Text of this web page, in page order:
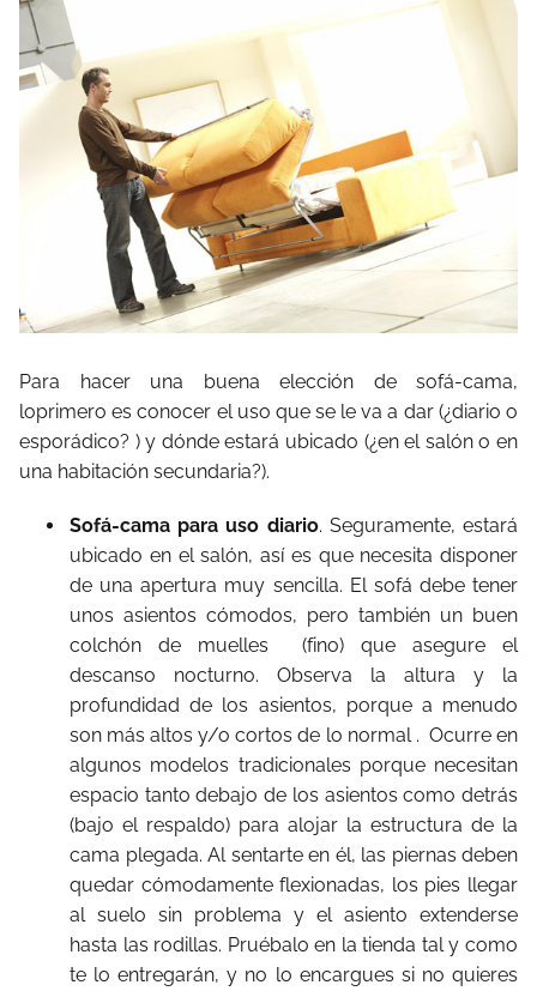
Para hacer una buena elección de sofá-cama,
loprimero es conocer el uso que se le va a dar (¿diario o
esporádico? ) y dónde estará ubicado (¿en el salón o en
una habitación secundaria?).
Sofá-cama para uso diario. Seguramente, estará
ubicado en el salón, así es que necesita disponer
de una apertura muy sencilla. El sofá debe tener
unos asientos cómodos, pero también un buen
colchón de muelles (fino) que asegure el
descanso nocturno. Observa la altura y la
profundidad de los asientos, porque a menudo
son más altos y/o cortos de lo normal . Ocurre en
algunos modelos tradicionales porque necesitan
espacio tanto debajo de los asientos como detrás
(bajo el respaldo) para alojar la estructura de la
cama plegada. Al sentarte en él, las piernas deben
quedar cómodamente flexionadas, los pies llegar
al suelo sin problema y el asiento extenderse
hasta las rodillas. Pruébalo en la tienda tal y como
te lo entregarán, y no lo encargues si no quieres